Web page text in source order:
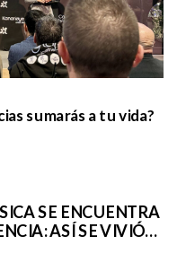
sumarás a tu vida?
SE ENCUENTRA
ASÍ SE VIVIÓ
DE IQOS EN EL